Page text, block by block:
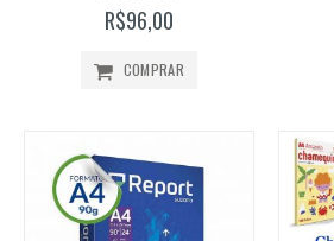
R$96,00
COMPRAR